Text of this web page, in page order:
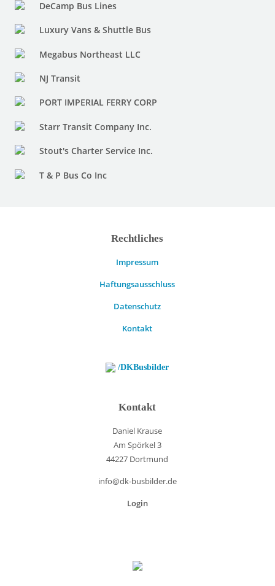
DeCamp Bus Lines
Luxury Vans & Shuttle Bus
Megabus Northeast LLC
NJ Transit
PORT IMPERIAL FERRY CORP
Starr Transit Company Inc.
Stout's Charter Service Inc.
T & P Bus Co Inc
Rechtliches
Impressum
Haftungsausschluss
Datenschutz
Kontakt
/DKBusbilder
Kontakt
Daniel Krause
Am Spörkel 3
44227 Dortmund
info@dk-busbilder.de
Login